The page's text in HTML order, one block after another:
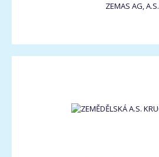
ZEMAS AG, A.S.